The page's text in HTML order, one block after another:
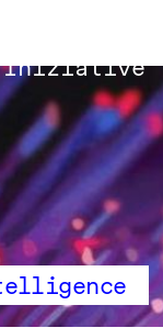
Iniziative